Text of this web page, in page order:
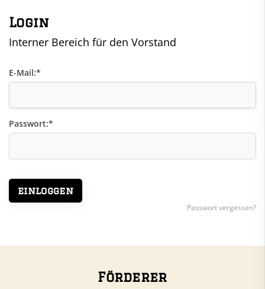
Login
Interner Bereich für den Vorstand
E-Mail:*
Passwort:*
Passwort vergessen?
Förderer